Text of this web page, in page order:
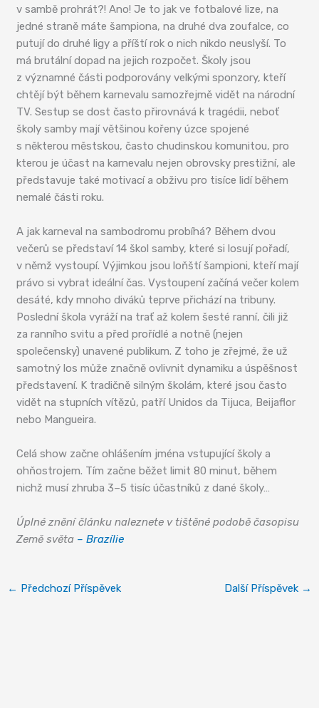
v sambě prohrát?! Ano! Je to jak ve fotbalové lize, na
jedné straně máte šampiona, na druhé dva zoufalce, co
putují do druhé ligy a příští rok o nich nikdo neuslyší. To
má brutální dopad na jejich rozpočet. Školy jsou
z významné části podporovány velkými sponzory, kteří
chtějí být během karnevalu samozřejmě vidět na národní
TV. Sestup se dost často přirovnává k tragédii, neboť
školy samby mají většinou kořeny úzce spojené
s některou městskou, často chudinskou komunitou, pro
kterou je účast na karnevalu nejen obrovsky prestižní, ale
představuje také motivací a obživu pro tisíce lidí během
nemalé části roku.
A jak karneval na sambodromu probíhá? Během dvou
večerů se představí 14 škol samby, které si losují pořadí,
v němž vystoupí. Výjimkou jsou loňští šampioni, kteří mají
právo si vybrat ideální čas. Vystoupení začíná večer kolem
desáté, kdy mnoho diváků teprve přichází na tribuny.
Poslední škola vyráží na trať až kolem šesté ranní, čili již
za ranního svitu a před prořídlé a notně (nejen
společensky) unavené publikum. Z toho je zřejmé, že už
samotný los může značně ovlivnit dynamiku a úspěšnost
představení. K tradičně silným školám, které jsou často
vidět na stupních vítězů, patří Unidos da Tijuca, Beijaflor
nebo Mangueira.
Celá show začne ohlášením jména vstupující školy a
ohňostrojem. Tím začne běžet limit 80 minut, během
nichž musí zhruba 3–5 tisíc účastníků z dané školy…
Úplné znění článku naleznete v tištěné podobě časopisu
Země světa – Brazílie
← Předchozí Příspěvek Další Příspěvek →